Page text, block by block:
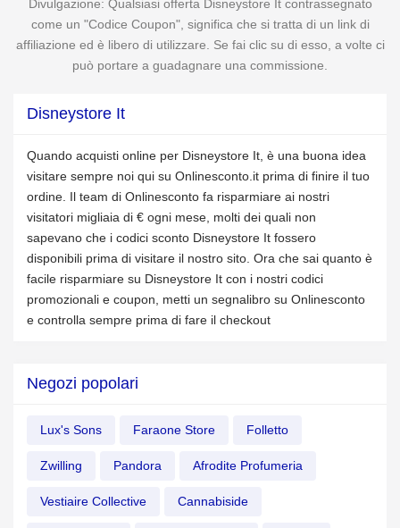
Divulgazione: Qualsiasi offerta Disneystore It contrassegnato
come un "Codice Coupon", significa che si tratta di un link di
affiliazione ed è libero di utilizzare. Se fai clic su di esso, a volte ci
può portare a guadagnare una commissione.
Disneystore It
Quando acquisti online per Disneystore It, è una buona idea
visitare sempre noi qui su Onlinesconto.it prima di finire il tuo
ordine. Il team di Onlinesconto fa risparmiare ai nostri
visitatori migliaia di € ogni mese, molti dei quali non
sapevano che i codici sconto Disneystore It fossero
disponibili prima di visitare il nostro sito. Ora che sai quanto è
facile risparmiare su Disneystore It con i nostri codici
promozionali e coupon, metti un segnalibro su Onlinesconto
e controlla sempre prima di fare il checkout
Negozi popolari
Lux's Sons Faraone Store Folletto
Zwilling Pandora Afrodite Profumeria
Vestiaire Collective Cannabiside